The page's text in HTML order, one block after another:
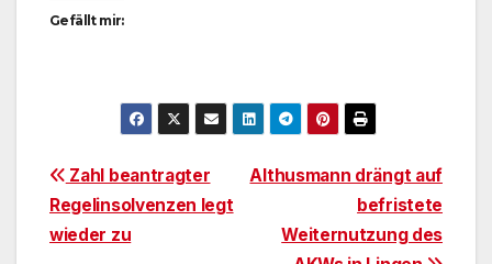
Gefällt mir:
Beitragsnavigation
Althusmann drängt auf
befristete
Weiternutzung des
Zahl beantragter
Regelinsolvenzen legt
wieder zu